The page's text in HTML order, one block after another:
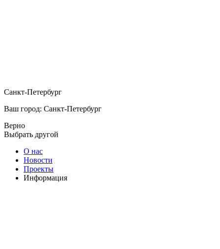
Санкт-Петербург
Ваш город: Санкт-Петербург
Верно
Выбрать другой
О нас
Новости
Проекты
Информация